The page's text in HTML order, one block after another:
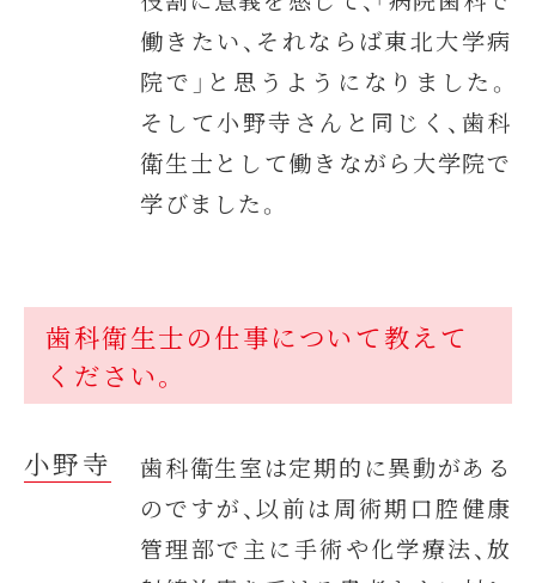
働きたい、それならば東北大学病
院で」と思うようになりました。
そして小野寺さんと同じく、歯科
衛生士として働きながら大学院で
学びました。
歯科衛生士の仕事について教えて
ください。
小野寺
歯科衛生室は定期的に異動がある
のですが、以前は周術期口腔健康
管理部で主に手術や化学療法、放